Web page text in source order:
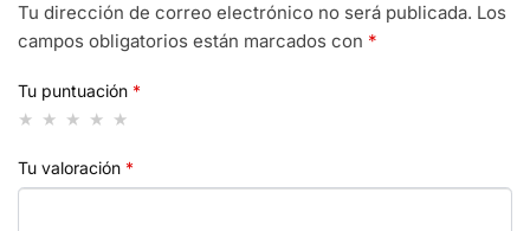
Tu dirección de correo electrónico no será publicada. Los
campos obligatorios están marcados con *
Tu puntuación *
Tu valoración *